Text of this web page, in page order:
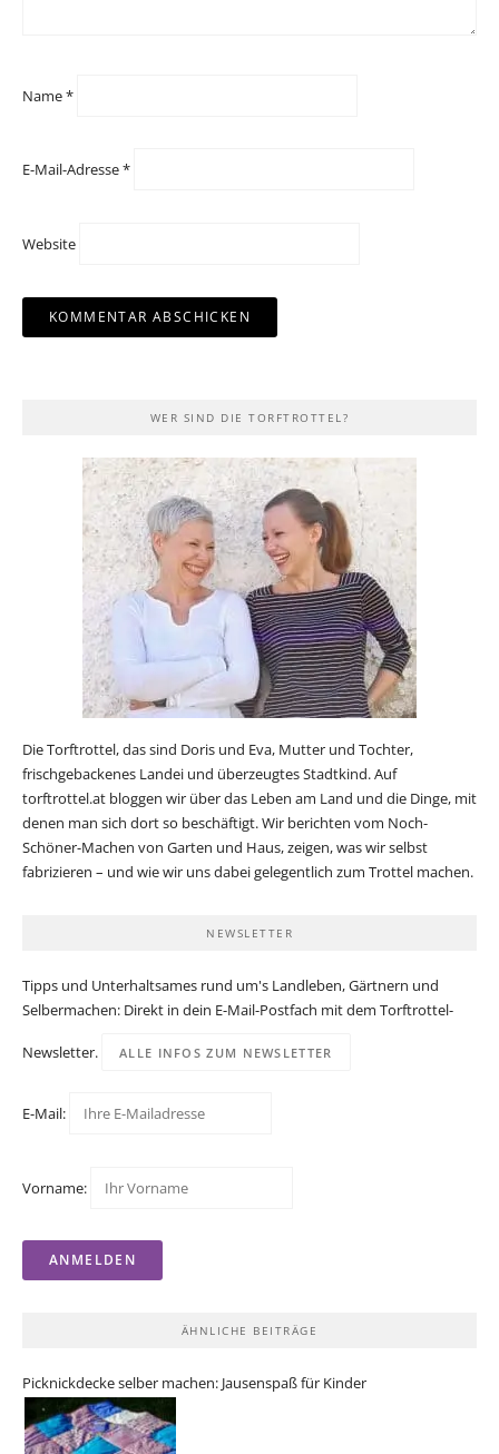
Name*
E-Mail-Adresse*
Website
WER SIND DIE TORFTROTTEL?
Die Torftrottel, das sind Doris und Eva, Mutter und Tochter,
frischgebackenes Landei und überzeugtes Stadtkind. Auf
torftrottel.at bloggen wir über das Leben am Land und die Dinge, mit
denen man sich dort so beschäftigt. Wir berichten vom Noch-
Schöner-Machen von Garten und Haus, zeigen, was wir selbst
fabrizieren – und wie wir uns dabei gelegentlich zum Trottel machen.
NEWSLETTER
Tipps und Unterhaltsames rund um's Landleben, Gärtnern und
Selbermachen: Direkt in dein E-Mail-Postfach mit dem Torftrottel-
Newsletter. ALLE INFOS ZUM NEWSLETTER
E-Mail:
Vorname:
ÄHNLICHE BEITRÄGE
Picknickdecke selber machen: Jausenspaß für Kinder